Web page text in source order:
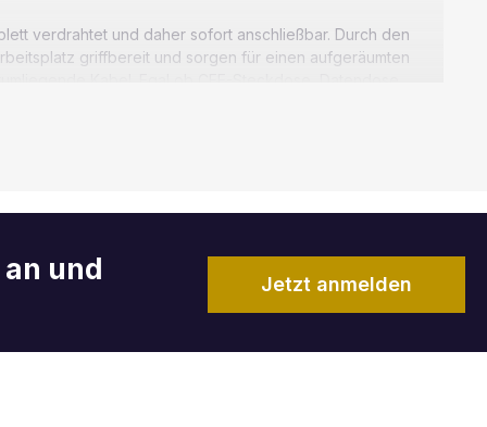
verdrahtet und daher sofort anschließbar. Durch den
griffbereit und sorgen für einen aufgeräumten
und
Jetzt anmelden